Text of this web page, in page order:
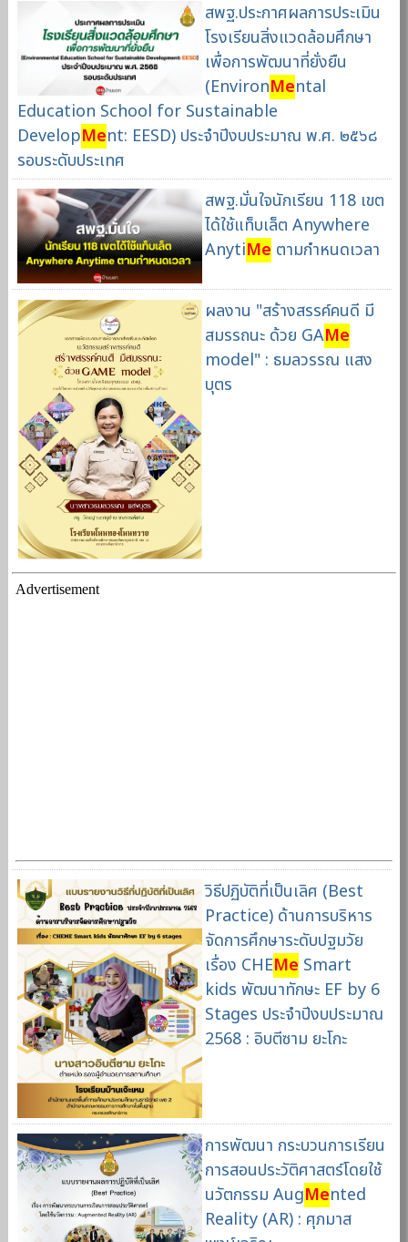
สพฐ.ประกาศผลการประเมิน
โรงเรียนสิ่งแวดล้อมศึกษา
เพื่อการพัฒนาที่ยั่งยืน
(EnvironMental
Education School for Sustainable
DevelopMent: EESD) ประจำปีงบประมาณ พ.ศ. ๒๕๖๘
รอบระดับประเทศ
สพฐ.มั่นใจนักเรียน 118 เขต
ได้ใช้แท็บเล็ต Anywhere
AnytiMe ตามกำหนดเวลา
ผลงาน "สร้างสรรค์คนดี มี
สมรรถนะ ด้วย GAMe
model" : ธมลวรรณ แสง
บุตร
Advertisement
วิธีปฏิบัติที่เป็นเลิศ (Best
Practice) ด้านการบริหาร
จัดการศึกษาระดับปฐมวัย
เรื่อง CHEMe Smart
kids พัฒนาทักษะ EF by 6
Stages ประจำปีงบประมาณ
2568 : อิบตีซาม ยะโกะ
การพัฒนา กระบวนการเรียน
การสอนประวัติศาสตร์โดยใช้
นวัตกรรม AugMented
Reality (AR) : ศุภมาส